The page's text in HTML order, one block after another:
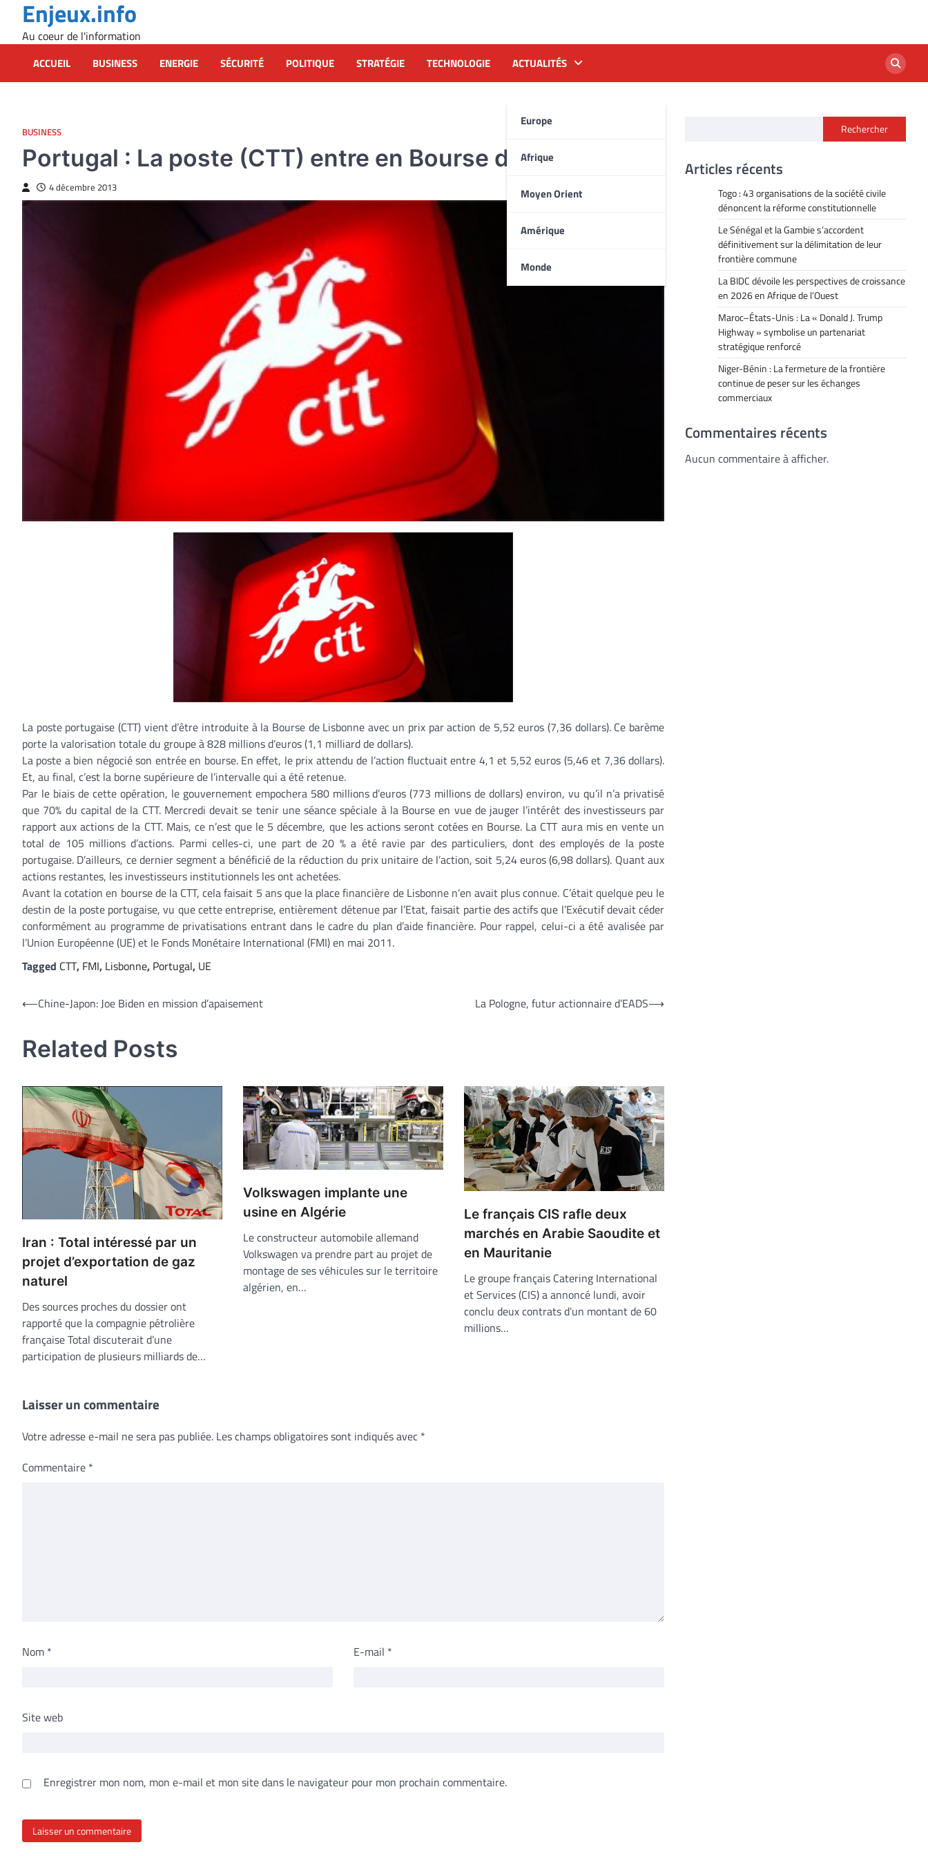
content
Enjeux.info
Au coeur de l'information
ACCUEIL BUSINESS ENERGIE SÉCURITÉ POLITIQUE STRATÉGIE TECHNOLOGIE ACTUALITÉS
Europe
Afrique
Moyen Orient
Amérique
Monde
BUSINESS
Portugal : La poste (CTT) entre en Bourse de Lisbonne
4 décembre 2013
La poste portugaise (CTT) vient d’être introduite à la Bourse de Lisbonne avec un prix par action de 5,52 euros (7,36 dollars). Ce barème
porte la valorisation totale du groupe à 828 millions d’euros (1,1 milliard de dollars).
La poste a bien négocié son entrée en bourse. En effet, le prix attendu de l’action fluctuait entre 4,1 et 5,52 euros (5,46 et 7,36 dollars).
Et, au final, c’est la borne supérieure de l’intervalle qui a été retenue.
Par le biais de cette opération, le gouvernement empochera 580 millions d’euros (773 millions de dollars) environ, vu qu’il n’a privatisé
que 70% du capital de la CTT. Mercredi devait se tenir une séance spéciale à la Bourse en vue de jauger l’intérêt des investisseurs par
rapport aux actions de la CTT. Mais, ce n’est que le 5 décembre, que les actions seront cotées en Bourse. La CTT aura mis en vente un
total de 105 millions d’actions. Parmi celles-ci, une part de 20 % a été ravie par des particuliers, dont des employés de la poste
portugaise. D’ailleurs, ce dernier segment a bénéficié de la réduction du prix unitaire de l’action, soit 5,24 euros (6,98 dollars). Quant aux
actions restantes, les investisseurs institutionnels les ont achetées.
Avant la cotation en bourse de la CTT, cela faisait 5 ans que la place financière de Lisbonne n’en avait plus connue. C’était quelque peu le
destin de la poste portugaise, vu que cette entreprise, entièrement détenue par l’Etat, faisait partie des actifs que l’Exécutif devait céder
conformément au programme de privatisations entrant dans le cadre du plan d’aide financière. Pour rappel, celui-ci a été avalisée par
l’Union Européenne (UE) et le Fonds Monétaire International (FMI) en mai 2011.
Tagged CTT, FMI, Lisbonne, Portugal, UE
Navigation
l’article
⟵Chine-Japon: Joe Biden en mission d’apaisement La Pologne, futur actionnaire d’EADS⟶
Related Posts
Iran : Total intéressé par un
projet d’exportation de gaz
naturel
Des sources proches du dossier ont
rapporté que la compagnie pétrolière
française Total discuterait d’une
participation de plusieurs milliards de…
Volkswagen implante une
usine en Algérie
Le constructeur automobile allemand
Volkswagen va prendre part au projet de
montage de ses véhicules sur le territoire
algérien, en…
Le français CIS rafle deux
marchés en Arabie Saoudite et
en Mauritanie
Le groupe français Catering International
et Services (CIS) a annoncé lundi, avoir
conclu deux contrats d’un montant de 60
millions…
Laisser un commentaire
Votre adresse e-mail ne sera pas publiée. Les champs obligatoires sont indiqués avec *
Commentaire *
Nom * E-mail *
Site web
Enregistrer mon nom, mon e-mail et mon site dans le navigateur pour mon prochain commentaire.
Rechercher
Articles récents
Togo : 43 organisations de la société civile
dénoncent la réforme constitutionnelle
Le Sénégal et la Gambie s’accordent
définitivement sur la délimitation de leur
frontière commune
La BIDC dévoile les perspectives de croissance
en 2026 en Afrique de l’Ouest
Maroc–États-Unis : La « Donald J. Trump
Highway » symbolise un partenariat
stratégique renforcé
Niger-Bénin : La fermeture de la frontière
continue de peser sur les échanges
commerciaux
Commentaires récents
Aucun commentaire à afficher.